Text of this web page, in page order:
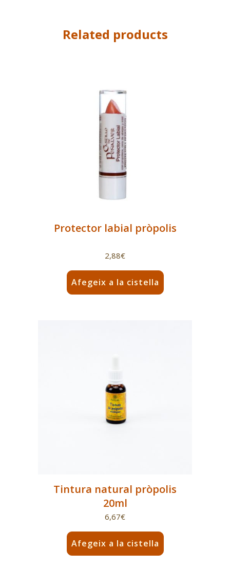
Related products
Protector labial pròpolis
2,88€
Afegeix a la cistella
Tintura natural pròpolis
20ml
6,67€
Afegeix a la cistella